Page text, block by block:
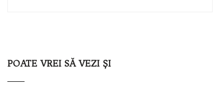
POATE VREI SĂ VEZI ȘI